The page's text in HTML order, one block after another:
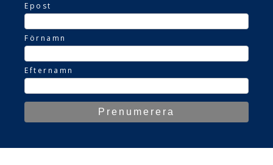
Epost
Förnamn
Efternamn